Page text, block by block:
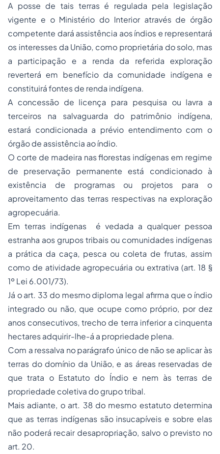
A posse de tais terras é regulada pela legislação
vigente e o Ministério do Interior através de órgão
competente dará assistência aos índios e representará
os interesses da União, como proprietária do solo, mas
a participação e a renda da referida exploração
reverterá em benefício da comunidade indígena e
constituirá fontes de renda indígena.
A concessão de licença para pesquisa ou lavra a
terceiros na salvaguarda do patrimônio indígena,
estará condicionada a prévio entendimento com o
órgão de assistência ao índio.
O corte de madeira nas florestas indígenas em regime
de preservação permanente está condicionado à
existência de programas ou projetos para o
aproveitamento das terras respectivas na exploração
agropecuária.
Em terras indígenas é vedada a qualquer pessoa
estranha aos grupos tribais ou comunidades indígenas
a prática da caça, pesca ou coleta de frutas, assim
como de atividade agropecuária ou extrativa (art. 18 §
1º Lei 6.001/73).
Já o art. 33 do mesmo diploma legal afirma que o índio
integrado ou não, que ocupe como próprio, por dez
anos consecutivos, trecho de terra inferior a cinquenta
hectares adquirir-lhe-á a propriedade plena.
Com a ressalva no parágrafo único de não se aplicar às
terras do domínio da União, e as áreas reservadas de
que trata o Estatuto do Índio e nem às terras de
propriedade coletiva do grupo tribal.
Mais adiante, o art. 38 do mesmo estatuto determina
que as terras indígenas são insucapíveis e sobre elas
não poderá recair desapropriação, salvo o previsto no
art. 20.